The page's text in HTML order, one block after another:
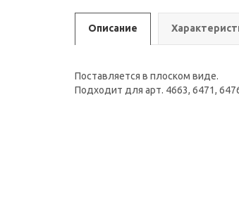
Описание
Поставляется в плоском виде.
Подходит для арт. 4663, 6471,